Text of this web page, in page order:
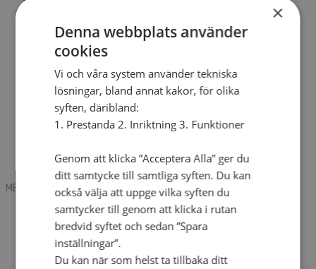
Mobile box
Kontakt
Tidning
Annonsera
Hitta församling
Press
SAU
Lediga tjänster
Sommargårdar
MENU
MENU
Search mobile
English
Hej! Vad söker du?
Kontakt
Kalender
×
Denna webbplats använder
cookies
Vi och våra system använder tekniska
lösningar, bland annat kakor, för olika
syften, däribland:
1. Prestanda 2. Inriktning 3. Funktioner
Genom att klicka ”Acceptera Alla” ger du
ditt samtycke till samtliga syften. Du kan
också välja att uppge vilka syften du
samtycker till genom att klicka i rutan
bredvid syftet och sedan ”Spara
inställningar”.
Du kan när som helst ta tillbaka ditt